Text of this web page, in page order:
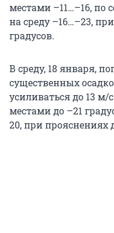
местами –11…–16, по
на среду –16…–23,
градусов.
В среду, 18 января,
существенных
усиливаться до 13 м/
местами до –21
20, при прояснениях